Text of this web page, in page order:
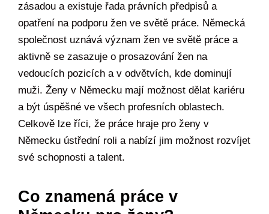
zásadou a existuje řada právních předpisů a
opatření na podporu žen ve světě práce. Německá
společnost uznává význam žen ve světě práce a
aktivně se zasazuje o prosazování žen na
vedoucích pozicích a v odvětvích, kde dominují
muži. Ženy v Německu mají možnost dělat kariéru
a být úspěšné ve všech profesních oblastech.
Celkově lze říci, že práce hraje pro ženy v
Německu ústřední roli a nabízí jim možnost rozvíjet
své schopnosti a talent.
Co znamená práce v